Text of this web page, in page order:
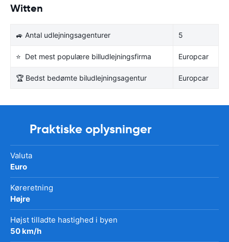
Witten
🚙 Antal udlejningsagenturer 5
⭐ Det mest populære billudlejningsfirma Europcar
🏆 Bedst bedømte biludlejningsagentur Europcar
Praktiske oplysninger
Valuta
Euro
Køreretning
Højre
Højst tilladte hastighed i byen
50 km/h